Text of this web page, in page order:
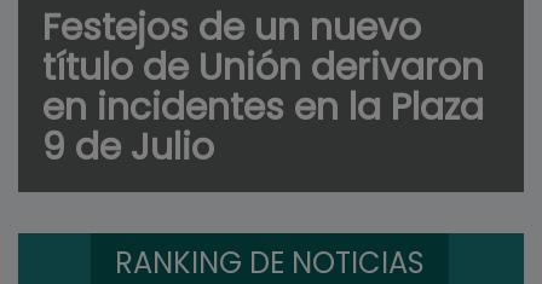
Festejos de un nuevo
título de Unión derivaron
en incidentes en la Plaza
9 de Julio
RANKING DE NOTICIAS